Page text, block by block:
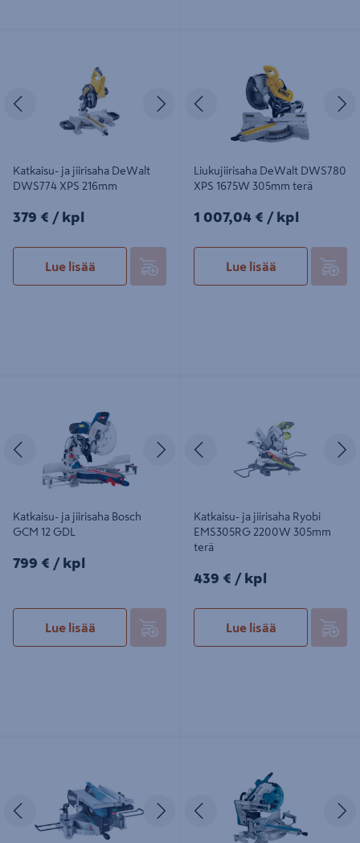
Edellinen Seuraava
Katkaisu- ja jiirisaha DeWalt
DWS774 XPS 216mm
379€/kpl
379 € / kpl
Lue lisää
Edellinen
Liukujiirisaha DeWalt DWS780
XPS 1675W 305mm terä
1007,04€/kpl
1 007,04 € / kpl
Lue lisää
Edellinen Seuraava
Katkaisu- ja jiirisaha Bosch
GCM 12 GDL
799€/kpl
799 € / kpl
Lue lisää
Edellinen
Katkaisu- ja jiirisaha Ryobi
EMS305RG 2200W 305mm
terä
439€/kpl
439 € / kpl
Lue lisää
Edellinen SeuraavaEdellinen